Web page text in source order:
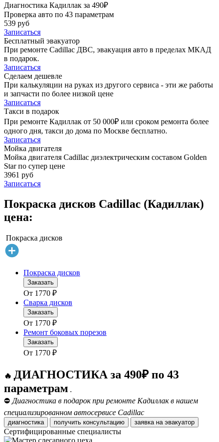
Диагностика Кадиллак за 490₽
Проверка авто по 43 параметрам
539 руб
Записаться
Бесплатный эвакуатор
При ремонте Cadillac ДВС, эвакуация авто в пределах МКАД
в подарок.
Записаться
Сделаем дешевле
При калькуляции на руках из другого сервиса - эти же работы
и запчасти по более низкой цене
Записаться
Такси в подарок
При ремонте Кадиллак от 50 000₽ или сроком ремонта более
одного дня, такси до дома по Москве бесплатно.
Записаться
Мойка двигателя
Мойка двигателя Cadillac диэлектрическим составом Golden
Star по супер цене
3961 руб
Записаться
Покраска дисков Cadillac (Кадиллак)
цена:
Покраска дисков
Покраска дисков
Заказать
От 1770 ₽
Сварка дисков
Заказать
От 1770 ₽
Ремонт боковых порезов
Заказать
От 1770 ₽
🔥 ДИАГНОСТИКА за 490₽ по 43
параметрам .
⛔ Диагностика в подарок при ремонте Кадиллак в нашем
специализированном автосервисе Cadillac
диагностика получить консультацию заявка на эвакуатор
Сертифицированные специалисты